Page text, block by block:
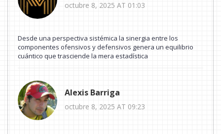
octubre 8, 2025 AT 01:03
Desde una perspectiva sistémica la sinergia entre los
componentes ofensivos y defensivos genera un equilibrio
cuántico que trasciende la mera estadística
Alexis Barriga
octubre 8, 2025 AT 09:23